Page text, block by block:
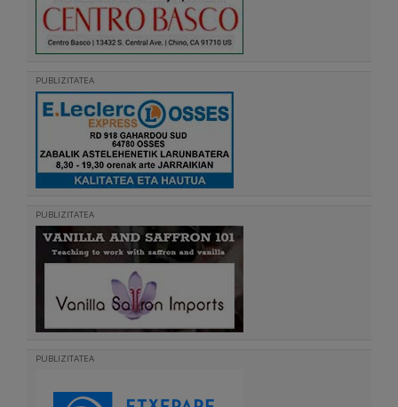
PUBLIZITATEA
PUBLIZITATEA
PUBLIZITATEA